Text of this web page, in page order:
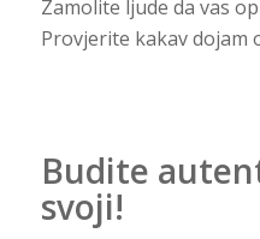
Zamolite ljude da vas
Provjerite kakav dojam
Budite
svoji!